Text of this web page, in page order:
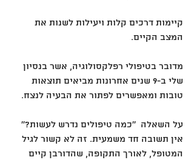
קיימות דרכים קלות ויעילות לשנות את
המצב הקיים.
מדובר בטיפולי רפלקסולוגיה, אשר בנסיון
שלי ב-9 שנים אחרונות מביאים תוצאות
טובות ומאפשרים לפתור את הבעיה לנצח.
על השאלה  ''כמה טיפולים נדרש לעשות?''
אין תשובה חד משמעית. זה לא קשור לגיל
המטופל, לאורך התקופה, שהדורבן קיים